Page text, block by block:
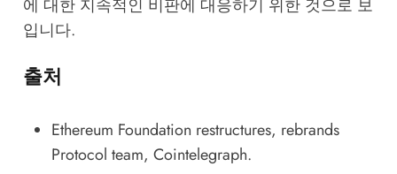
에 대한 지속적인 비판에 대응하기 위한 것으로 보
입니다.
출처
Ethereum Foundation restructures, rebrands
Protocol team, Cointelegraph.